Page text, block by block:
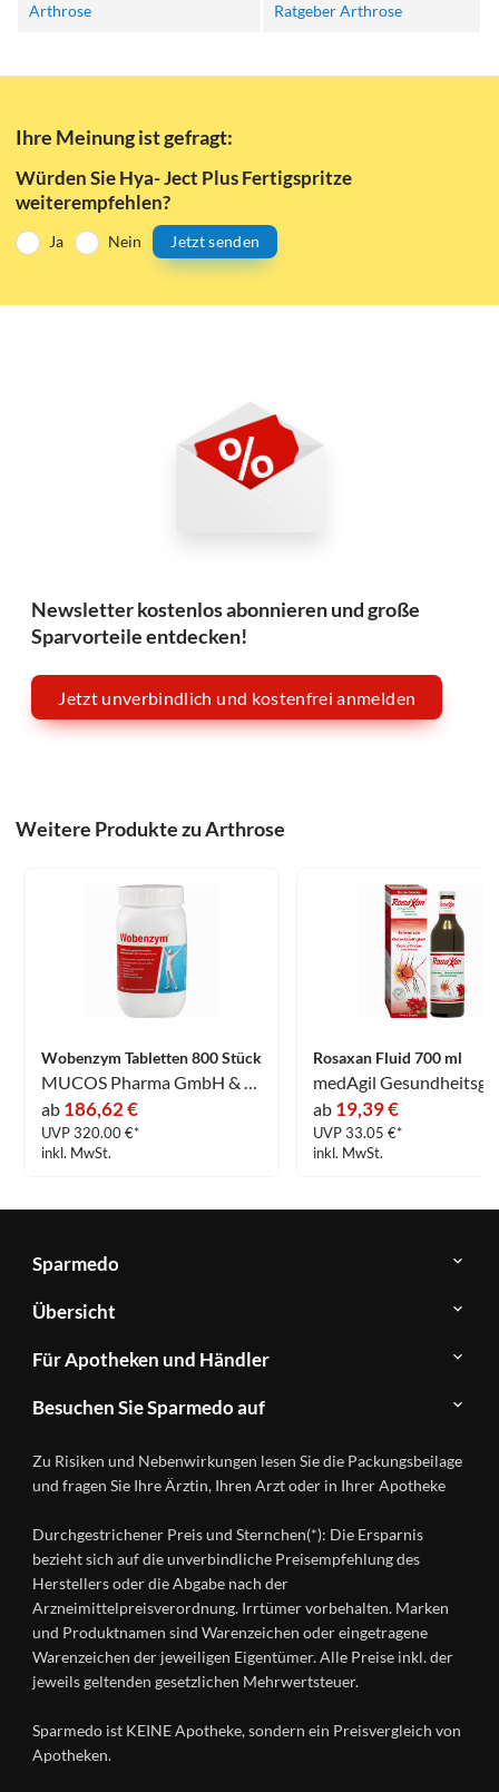
Arthrose Ratgeber Arthrose
Ihre Meinung ist gefragt:
Würden Sie Hya- Ject Plus Fertigspritze
weiterempfehlen?
Ja Nein Jetzt senden
Newsletter kostenlos abonnieren und große
Sparvorteile entdecken!
Jetzt unverbindlich und kostenfrei anmelden
Weitere Produkte zu Arthrose
Wobenzym Tabletten 800 Stück
MUCOS Pharma GmbH & Co. KG
ab 186,62 €
UVP 320.00 €*
inkl. MwSt.
Rosaxan Fluid 700 ml
ab 19,39 €
UVP 33.05 €*
inkl. MwSt.
Sparmedo
Über
Sparmedo
FAQ
Kontakt
Datenschutz
Nutzungsbedingungen
Übersicht
Herstellerverzeichnis
Produkte
A-
Ratgeber
Wirkstoffe
Gesundheitsmagazin
Für Apotheken und Händler
&
Händlerlogin
Besuchen Sie Sparmedo auf
Instagram
Zu Risiken und Nebenwirkungen lesen Sie die Packungsbeilage
und fragen Sie Ihre Ärztin, Ihren Arzt oder in Ihrer Apotheke
Durchgestrichener Preis und Sternchen(*): Die Ersparnis
bezieht sich auf die unverbindliche Preisempfehlung des
Herstellers oder die Abgabe nach der
Arzneimittelpreisverordnung. Irrtümer vorbehalten. Marken
und Produktnamen sind Warenzeichen oder eingetragene
Warenzeichen der jeweiligen Eigentümer. Alle Preise inkl. der
jeweils geltenden gesetzlichen Mehrwertsteuer.
Sparmedo ist KEINE Apotheke, sondern ein Preisvergleich von
Apotheken.